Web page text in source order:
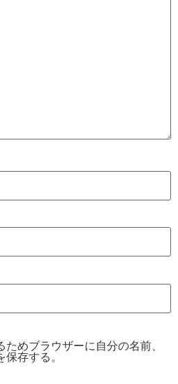
めブラウザーに自分の名前、
存する。